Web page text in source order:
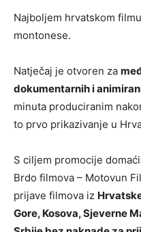
Najboljem hrvatskom
montonese.
Natječaj je otvoren za
dokumentarnih i
minuta produciranim
to prvo prikazivanje u
S ciljem promocije
Brdo filmova – Motovun
prijave filmova iz
Gore, Kosova, Sjeverne